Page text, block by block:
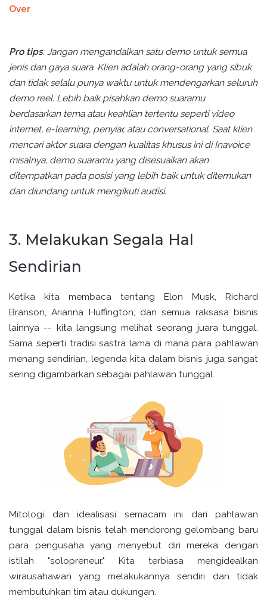
Over
Pro tips: Jangan mengandalkan satu demo untuk semua
jenis dan gaya suara. Klien adalah orang-orang yang sibuk
dan tidak selalu punya waktu untuk mendengarkan seluruh
demo reel. Lebih baik pisahkan demo suaramu
berdasarkan tema atau keahlian tertentu seperti video
internet, e-learning, penyiar, atau conversational. Saat klien
mencari aktor suara dengan kualitas khusus ini di Inavoice
misalnya, demo suaramu yang disesuaikan akan
ditempatkan pada posisi yang lebih baik untuk ditemukan
dan diundang untuk mengikuti audisi.
3. Melakukan Segala Hal
Sendirian
Ketika kita membaca tentang Elon Musk, Richard
Branson, Arianna Huffington, dan semua raksasa bisnis
lainnya -- kita langsung melihat seorang juara tunggal.
Sama seperti tradisi sastra lama di mana para pahlawan
menang sendirian, legenda kita dalam bisnis juga sangat
sering digambarkan sebagai pahlawan tunggal.
Mitologi dan idealisasi semacam ini dari pahlawan
tunggal dalam bisnis telah mendorong gelombang baru
para pengusaha yang menyebut diri mereka dengan
istilah "solopreneur." Kita terbiasa mengidealkan
wirausahawan yang melakukannya sendiri dan tidak
membutuhkan tim atau dukungan.